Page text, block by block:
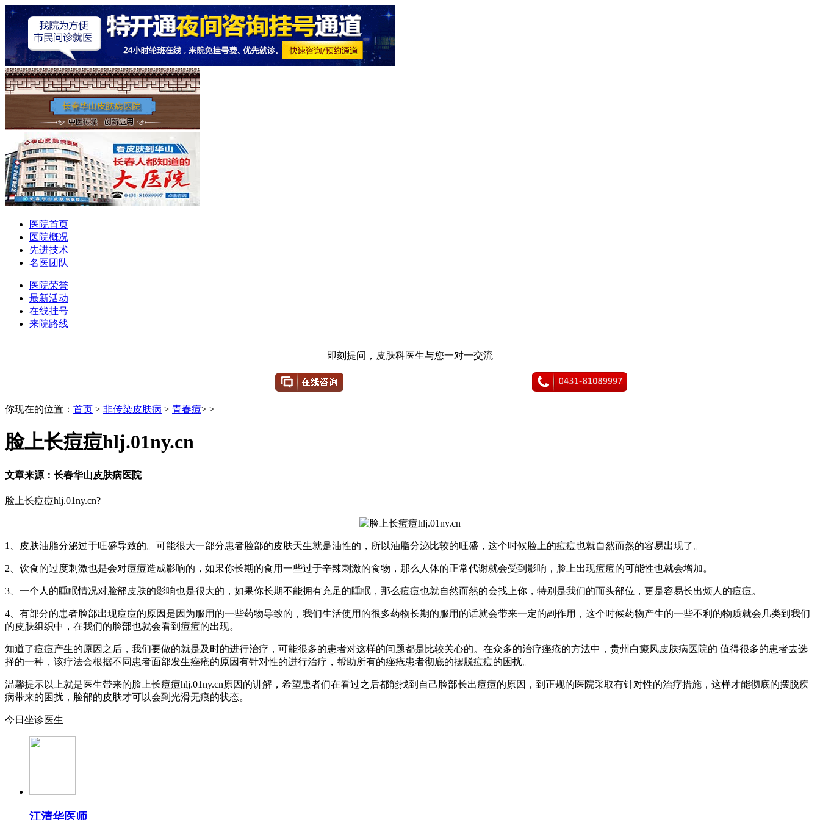
医院首页
医院概况
先进技术
名医团队
医院荣誉
最新活动
在线挂号
来院路线
即刻提问，皮肤科医生与您一对一交流
你现在的位置： 首页 > 非传染皮肤病 > 青春痘> >
脸上长痘痘hlj.01ny.cn
文章来源：长春华山皮肤病医院
脸上长痘痘hlj.01ny.cn?
1、皮肤油脂分泌过于旺盛导致的。可能很大一部分患者脸部的皮肤天生就是油性的，所以油脂分泌比较的旺盛，这个时候脸上的痘痘也就自然而然的容易出现了。
2、饮食的过度刺激也是会对痘痘造成影响的，如果你长期的食用一些过于辛辣刺激的食物，那么人体的正常代谢就会受到影响，脸上出现痘痘的可能性也就会增加。
3、一个人的睡眠情况对脸部皮肤的影响也是很大的，如果你长期不能拥有充足的睡眠，那么痘痘也就自然而然的会找上你，特别是我们的而头部位，更是容易长出烦人的痘痘。
4、有部分的患者脸部出现痘痘的原因是因为服用的一些药物导致的，我们生活使用的很多药物长期的服用的话就会带来一定的副作用，这个时候药物产生的一些不利的物质就会几类到我们
的皮肤组织中，在我们的脸部也就会看到痘痘的出现。
知道了痘痘产生的原因之后，我们要做的就是及时的进行治疗，可能很多的患者对这样的问题都是比较关心的。在众多的治疗痤疮的方法中，贵州白癜风皮肤病医院的 值得很多的患者去选
择的一种，该疗法会根据不同患者面部发生痤疮的原因有针对性的进行治疗，帮助所有的痤疮患者彻底的摆脱痘痘的困扰。
温馨提示以上就是医生带来的脸上长痘痘hlj.01ny.cn原因的讲解，希望患者们在看过之后都能找到自己脸部长出痘痘的原因，到正规的医院采取有针对性的治疗措施，这样才能彻底的摆脱疾
病带来的困扰，脸部的皮肤才可以会到光滑无痕的状态。
今日坐诊医生
江清华医师